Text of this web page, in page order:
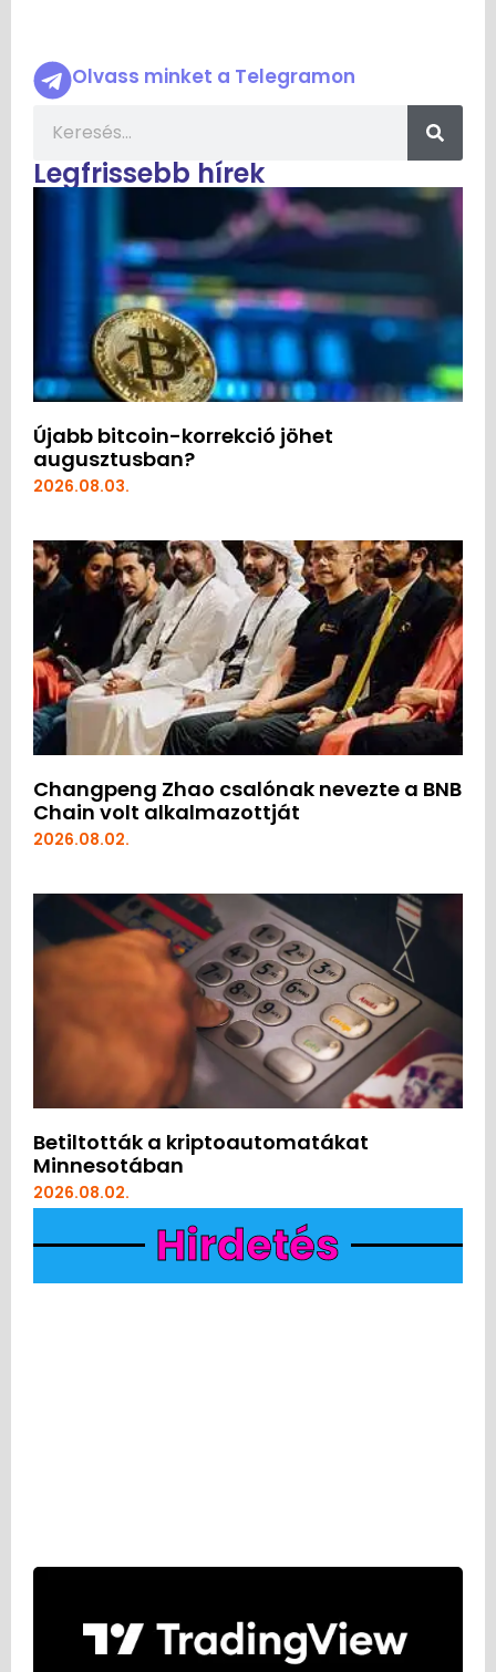
Olvass minket a Telegramon
Legfrissebb hírek
Újabb bitcoin-korrekció jöhet
augusztusban?
2026.08.03.
Changpeng Zhao csalónak nevezte a BNB
Chain volt alkalmazottját
2026.08.02.
Betiltották a kriptoautomatákat
Minnesotában
2026.08.02.
Hirdetés